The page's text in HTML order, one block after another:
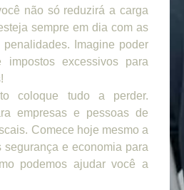
não só reduzirá a carga
sempre em dia com as
Imagine poder
excessivos para
coloque tudo a perder.
empresas e pessoas de
Comece hoje mesmo a
e economia para
podemos ajudar você a